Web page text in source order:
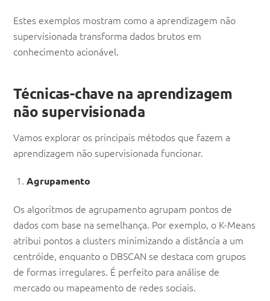
Estes exemplos mostram como a aprendizagem não
supervisionada transforma dados brutos em
conhecimento acionável.
Técnicas-chave na aprendizagem
não supervisionada
Vamos explorar os principais métodos que fazem a
aprendizagem não supervisionada funcionar.
Agrupamento
Os algoritmos de agrupamento agrupam pontos de
dados com base na semelhança. Por exemplo, o K-Means
atribui pontos a clusters minimizando a distância a um
centróide, enquanto o DBSCAN se destaca com grupos
de formas irregulares. É perfeito para análise de
mercado ou mapeamento de redes sociais.